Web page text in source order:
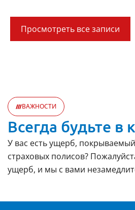
Просмотреть все записи
ВАЖНОСТИ
Всегда будьте в
У вас есть ущерб,
страховых полисов?
ущерб, и мы с вами